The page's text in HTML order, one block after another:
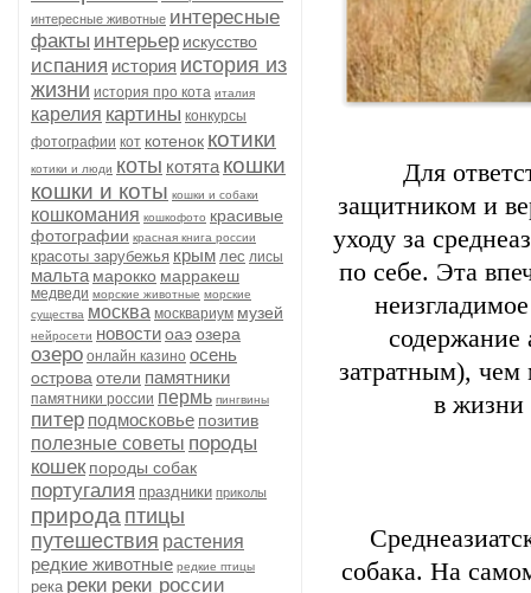
интересные животные интересные
факты интерьер искусство
испания история история из
жизни история про кота италия
карелия картины конкурсы
фотографии кот котенок котики
котики и люди коты котята кошки
кошки и коты кошки и собаки
кошкомания кошкофото красивые
фотографии красная книга россии
красоты зарубежья крым лес лисы
мальта марокко марракеш
медведи морские животные морские
существа москва москвариум музей
нейросети новостиоаэозера
озеро онлайн казино осень
острова отели памятники
памятники россии пермь пингвины
питер подмосковье позитив
полезные советы породы
кошек породы собак
португалия праздники приколы
природа птицы
путешествия растения
редкие животные редкие птицы
река реки реки россии
Для
защитником и
уходу за
по себе. Эта
содержание
затратным), чем
в жизни
собака. На